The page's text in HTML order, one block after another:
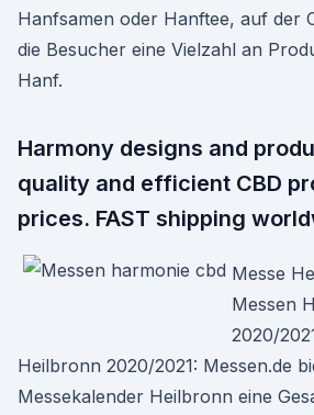
Hanfsamen oder Hanftee, auf der
die Besucher eine Vielzahl an
Hanf.
Harmony designs and
quality and efficient CBD
prices. FAST shipping
Messe
Messen
2020/
Heilbronn 2020/2021: Messen.de
Messekalender Heilbronn eine